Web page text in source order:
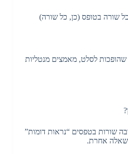
שהופכות לסלט, מאמצים מנטליות
שורות בטפסים “נראות דומות”
לשאלה אחרת.